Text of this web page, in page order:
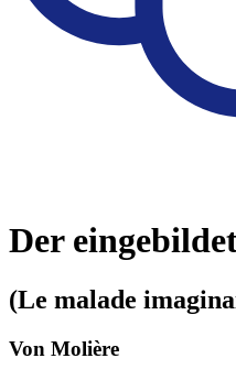
Der
(Le malade
Von Molière